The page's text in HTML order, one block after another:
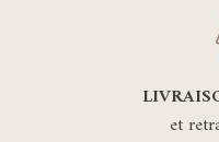
et